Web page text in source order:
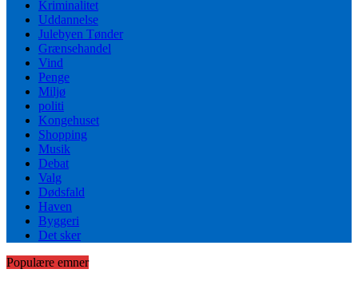
Kriminalitet
Uddannelse
Julebyen Tønder
Grænsehandel
Vind
Penge
Miljø
politi
Kongehuset
Shopping
Musik
Debat
Valg
Dødsfald
Haven
Byggeri
Det sker
Populære emner